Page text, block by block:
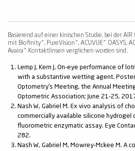
Basierend auf einer kinischen Studie, bei der
mit Biofinity^, PureVision^, ACUVUE^ OASYS,
Avaira^ Kontaktlinsen verglichen worden sind.
Lemp J, Kern J, On-eye performance of
with a substantive wetting agent.
Optometry's Meeting, the Annual
Optometric Association; June 21-25,
Nash W, Gabriel M. Ex vivo analysis of
commercially available silicone hydrogel
fluorometric enzymatic assay. Eye
282.
Nash W, Gabriel M, Mowrey-Mckee M. A